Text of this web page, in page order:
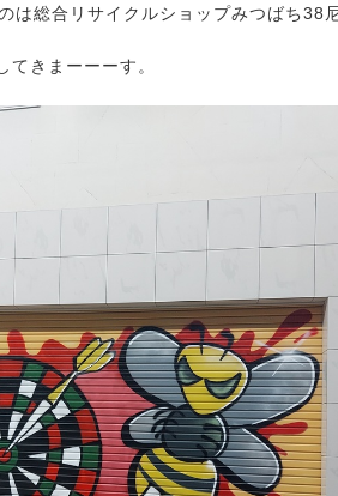
は総合リサイクルショップみつばち38
きまーーーす。